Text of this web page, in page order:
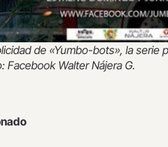
de «Yumbo-bots», la serie
Facebook Walter Nájera G.